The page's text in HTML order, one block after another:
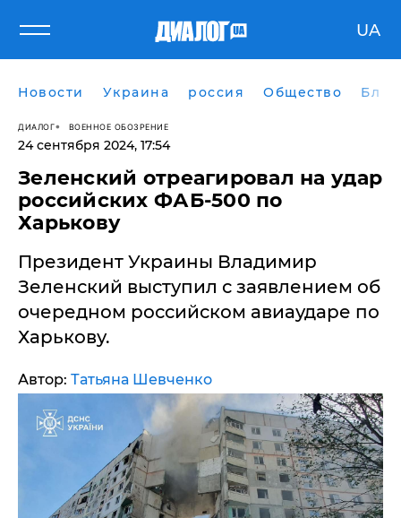
UA
Новости Украина россия Общество
ДИАЛОГ ВОЕННОЕ ОБОЗРЕНИЕ
24 сентября 2024, 17:54
​Зеленский отреагировал на удар
российских ФАБ-500 по
Харькову
Президент Украины Владимир
Зеленский выступил с заявлением об
очередном российском авиаударе по
Харькову.
Автор: Татьяна Шевченко